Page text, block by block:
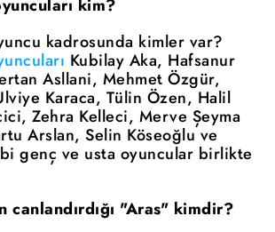
kim?
kadrosunda kimler var?
Kubilay Aka, Hafsanur
Asllani, Mehmet Özgür,
Karaca, Tülin Özen, Halil
Zehra Kelleci, Merve Şeyma
Arslan, Selin Köseoğlu ve
genç ve usta oyuncular birlikte
canlandırdığı "Aras" kimdir?